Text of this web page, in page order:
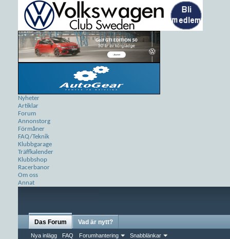
Nyheter
Artiklar
Forum
Annonstorg
Förmåner
FAQ/Teknik
Klubbgarage
Träffkalender
Klubbshop
Racerbanor
Om oss
Annat
Das Forum
Nya inlägg FAQ Forumhantering Snabblänkar
Vad är nytt?